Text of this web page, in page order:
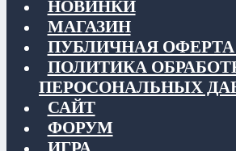
НОВИНКИ
МАГАЗИН
ПУБЛИЧНАЯ
ПОЛИТИКА
ПЕРОСОНАЛЬНЫХ
САЙТ
ФОРУМ